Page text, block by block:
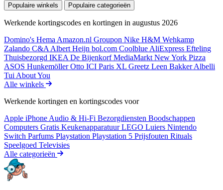
Populaire winkels Populaire categorieën
Werkende kortingscodes en kortingen in augustus 2026
Domino's Hema Amazon.nl Groupon Nike H&M Wehkamp
Zalando C&A Albert Heijn bol.com Coolblue AliExpress Efteling
Thuisbezorgd IKEA De BijenkorfMediaMarkt New York Pizza
ASOS HunkemöllerOtto ICI Paris XL Greetz Leen BakkerAlbelli
Tui About You
Alle winkels
Werkende kortingen en kortingscodes voor
Apple iPhone Audio & Hi-Fi Bezorgdiensten Boodschappen
Computers Gratis KeukenapparatuurLEGO Luiers Nintendo
Switch Parfums Playstation Playstation 5 Prijsfouten Rituals
Speelgoed Televisies
Alle categorieën